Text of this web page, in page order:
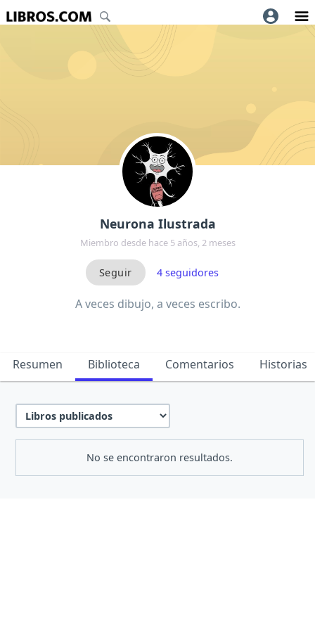
Neurona Ilustrada
Miembro desde hace 5 años, 2 meses
4seguidores
A veces dibujo, a veces escribo.
Resumen Biblioteca Comentarios Historias
No se encontraron resultados.